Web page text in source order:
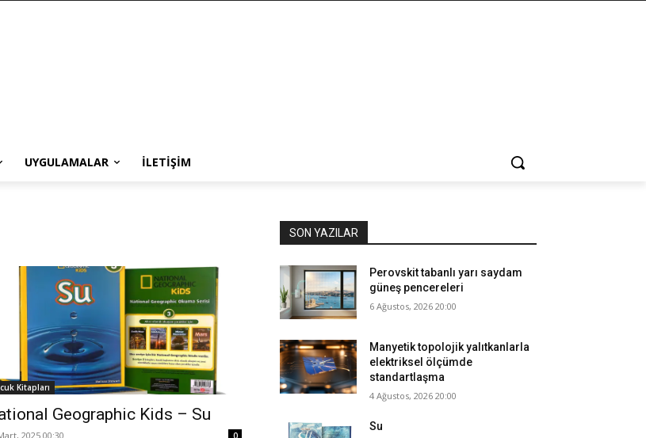
UYGULAMALAR İLETIŞIM
Kitapları
Geographic Kids – Su
2025 00:30 0
SON YAZILAR
Perovskit tabanlı yarı saydam
güneş pencereleri
6 Ağustos, 2026 20:00
Manyetik topolojik yalıtkanlarla
elektriksel ölçümde
standartlaşma
4 Ağustos, 2026 20:00
Su